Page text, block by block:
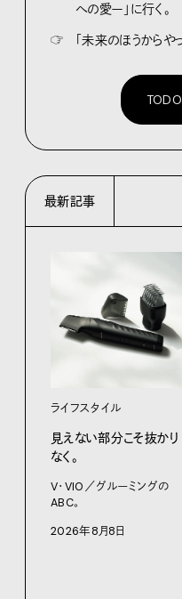
への愛ー」に行く。
☞
「未来のほうからやっ
TODO
最新記事
ライフスタイル
見えない部分こそ抜かり
なく。
V・VIO／グルーミングの
ABC。
2026年8月8日